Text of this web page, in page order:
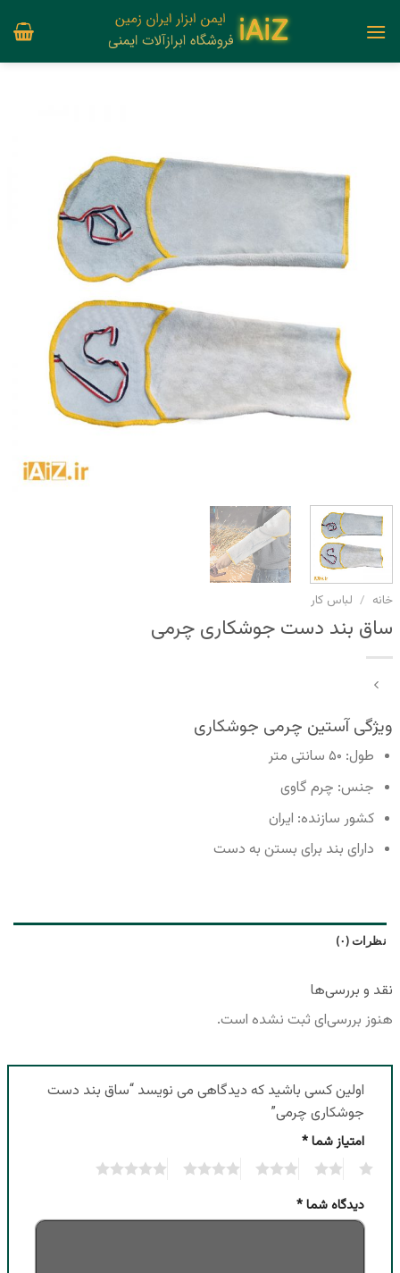
خانه / لباس کار
ساق بند دست جوشکاری چرمی
ویژگی آستین چرمی جوشکاری
طول: ۵۰ سانتی متر
جنس: چرم گاوی
کشور سازنده: ایران
دارای بند برای بستن به دست
نظرات (۰)
نقد و بررسی‌ها
هنوز بررسی‌ای ثبت نشده است.
اولین کسی باشید که دیدگاهی می نویسد “ساق بند دست
جوشکاری چرمی”
امتیاز شما*
دیدگاه شما*